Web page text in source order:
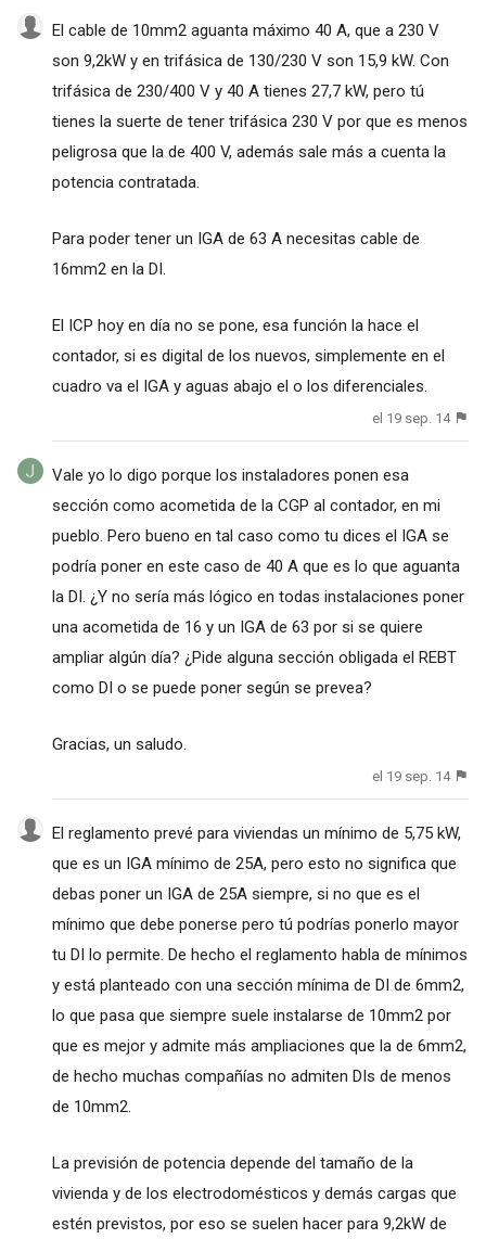
El cable de 10mm2 aguanta máximo 40 A, que a 230 V
son 9,2kW y en trifásica de 130/230 V son 15,9 kW. Con
trifásica de 230/400 V y 40 A tienes 27,7 kW, pero tú
tienes la suerte de tener trifásica 230 V por que es menos
peligrosa que la de 400 V, además sale más a cuenta la
potencia contratada.
Para poder tener un IGA de 63 A necesitas cable de
16mm2 en la DI.
El ICP hoy en día no se pone, esa función la hace el
contador, si es digital de los nuevos, simplemente en el
cuadro va el IGA y aguas abajo el o los diferenciales.
el 19 sep. 14
Vale yo lo digo porque los instaladores ponen esa
sección como acometida de la CGP al contador, en mi
pueblo. Pero bueno en tal caso como tu dices el IGA se
podría poner en este caso de 40 A que es lo que aguanta
la DI. ¿Y no sería más lógico en todas instalaciones poner
una acometida de 16 y un IGA de 63 por si se quiere
ampliar algún día? ¿Pide alguna sección obligada el REBT
como DI o se puede poner según se prevea?
Gracias, un saludo.
el 19 sep. 14
El reglamento prevé para viviendas un mínimo de 5,75 kW,
que es un IGA mínimo de 25A, pero esto no significa que
debas poner un IGA de 25A siempre, si no que es el
mínimo que debe ponerse pero tú podrías ponerlo mayor
tu DI lo permite. De hecho el reglamento habla de mínimos
y está planteado con una sección mínima de DI de 6mm2,
lo que pasa que siempre suele instalarse de 10mm2 por
que es mejor y admite más ampliaciones que la de 6mm2,
de hecho muchas compañías no admiten DIs de menos
de 10mm2.
La previsión de potencia depende del tamaño de la
vivienda y de los electrodomésticos y demás cargas que
estén previstos, por eso se suelen hacer para 9,2kW de